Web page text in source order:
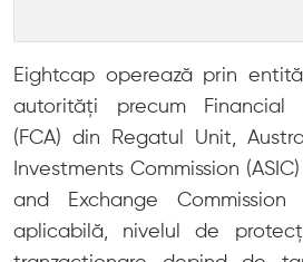
Eightcap operează prin
autorități precum Financial
(FCA) din Regatul Unit,
Investments Commission
and Exchange Commission
aplicabilă, nivelul de